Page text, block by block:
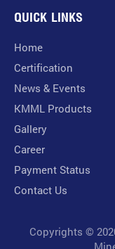
QUICK LINKS
Home
Certification
News & Events
KMML Products
Gallery
Career
Payment Status
Contact Us
Copyrights ©